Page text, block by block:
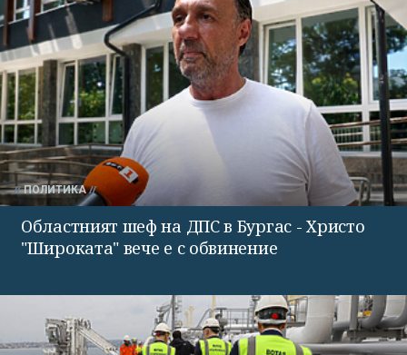
ПОЛИТИКА
Областният шеф на ДПС в Бургас - Христо
"Широката" вече е с обвинение